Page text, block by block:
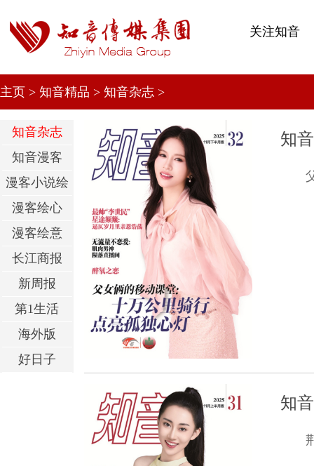
关注知音
主页 > 知音精品 > 知音杂志 >
知音杂志
知音漫客
漫客小说绘
漫客绘心
漫客绘意
长江商报
新周报
第1生活
海外版
好日子
知
知